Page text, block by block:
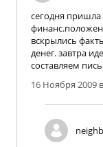
сегодня
вскрылись
денег. завтра
составляем
16 Ноября 2009